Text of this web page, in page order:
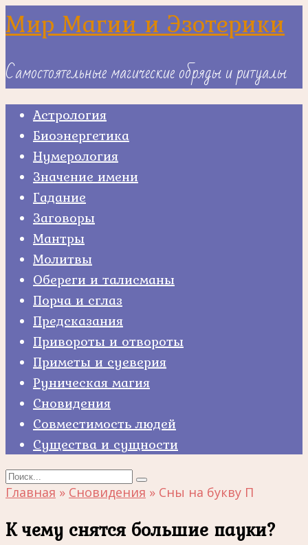
Skip
to
Мир Магии и Эзотерики
Самостоятельные магические обряды и ритуалы
Астрология
Биоэнергетика
Нумерология
Значение имени
Гадание
Заговоры
Мантры
Молитвы
Обереги и талисманы
Порча и сглаз
Предсказания
Привороты и отвороты
Приметы и суеверия
Руническая магия
Сновидения
Совместимость людей
Существа и сущности
Search
for:
Главная » Сновидения » Сны на букву П
К чему снятся большие пауки?